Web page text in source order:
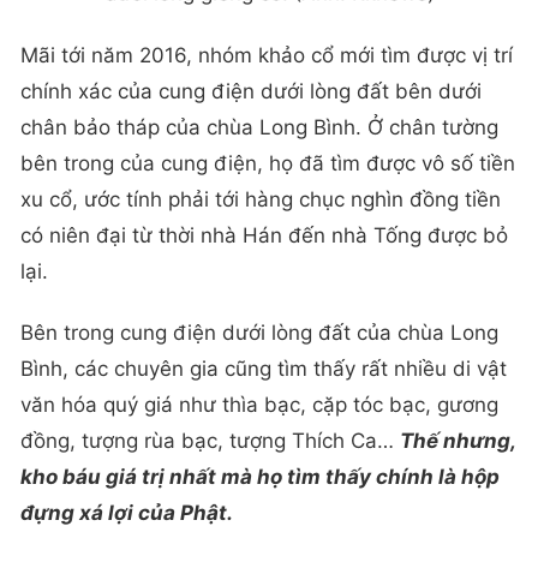
Mãi tới năm 2016, nhóm khảo cổ mới tìm được vị trí
chính xác của cung điện dưới lòng đất bên dưới
chân bảo tháp của chùa Long Bình. Ở chân tường
bên trong của cung điện, họ đã tìm được vô số tiền
xu cổ, ước tính phải tới hàng chục nghìn đồng tiền
có niên đại từ thời nhà Hán đến nhà Tống được bỏ
lại.
Bên trong cung điện dưới lòng đất của chùa Long
Bình, các chuyên gia cũng tìm thấy rất nhiều di vật
văn hóa quý giá như thìa bạc, cặp tóc bạc, gương
đồng, tượng rùa bạc, tượng Thích Ca… Thế nhưng,
kho báu giá trị nhất mà họ tìm thấy chính là hộp
đựng xá lợi của Phật.